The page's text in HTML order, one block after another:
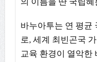
바누아투는 연 평균
로, 세계 최빈곤국
교육 환경이 열악한